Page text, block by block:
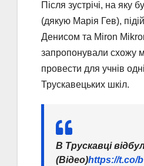
Після зустрічі, на яку
(дякую Марія Гев),
Денисом та Miron
запропонували схожу
провести для учнів
Трускавецьких шкіл.
В Трускавці
(Відео)https://t.co/